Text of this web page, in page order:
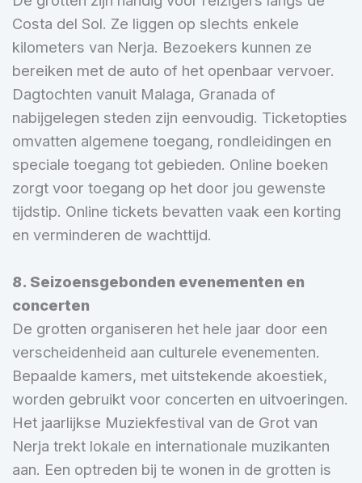
Costa del Sol. Ze liggen op slechts enkele
kilometers van Nerja. Bezoekers kunnen ze
bereiken met de auto of het openbaar vervoer.
Dagtochten vanuit Malaga, Granada of
nabijgelegen steden zijn eenvoudig. Ticketopties
omvatten algemene toegang, rondleidingen en
speciale toegang tot gebieden. Online boeken
zorgt voor toegang op het door jou gewenste
tijdstip. Online tickets bevatten vaak een korting
en verminderen de wachttijd.
8. Seizoensgebonden evenementen en
concerten
De grotten organiseren het hele jaar door een
verscheidenheid aan culturele evenementen.
Bepaalde kamers, met uitstekende akoestiek,
worden gebruikt voor concerten en uitvoeringen.
Het jaarlijkse Muziekfestival van de Grot van
Nerja trekt lokale en internationale muzikanten
aan. Een optreden bij te wonen in de grotten is